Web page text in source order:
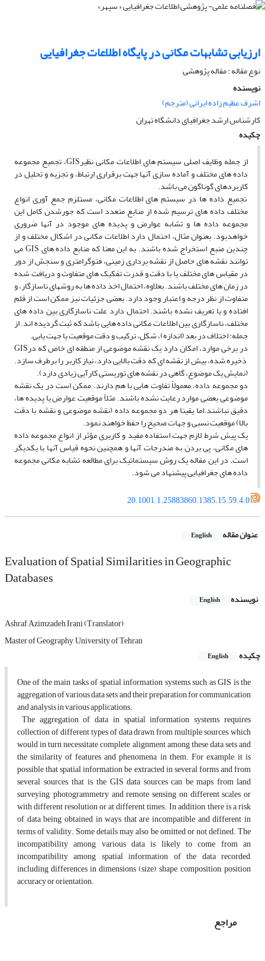
ارزیابی تشابهات مکانی در پایگاه اطلاعات جغرافیایی
نوع مقاله : مقاله پژوهشی
نویسنده
اشرف عظیم زاده ایرانی (مترجم)
کارشناس ارشد جغرافیاى دانشگاه تهران
چکیده
از جمله وظایف اصلى سیستم ‏هاى اطلاعات مکانى نظیرGIS، تجمیع مجموعه
داده های مختلف و آماده ‏سازى آنها جهت برقرارى ارتباط، و تجزیه و تحلیل در
کاربردهاى گوناگون مى‏ باشد.
تجمیع داده‏ ها در سیستم‏ هاى اطلاعات مکانى، مستلزم جمع آورى انواع
مختلف داده ‏هاى ترسیم شده از منابع متعدد است که جورشدن کامل این
مجموعه داده‏ ها و تشابه عوارض و پدیده‏ هاى موجود در آنها ضرورى
خواهدبود. بعنوان مثال، احتمال دارد اطلاعات مکانى در اشکال مختلف و از
چندین منبع استخراج شده باشند. به این معنا که منابع داده‏ هاى GIS مى‏
توانند نقشه‏ هاى حاصل از نقشه بردارى زمینى، فتوگرامترى و سنجش از دور
در مقیاس هاى مختلف یا با دقت و قدرت تفکیک‏ هاى متفاوت و دریافت شده
در زمان هاى مختلف باشند. بعلاوه، احتمال اخذ داده ‏ها به روشهاى ناسازگار، و
متفاوت از نظر درجه و اعتبار وجود دارد. بعضى جزئیات نیز ممکن است از قلم
افتاده و یا تعریف نشده باشند. احتمال دارد علت ناسازگارى بین داده‏ هاى
مختلف، ناسازگارى بین اطلاعات مکانى داده‏ هایى باشد که ثبت گردیده‏ اند. از
جمله: اختلاف در بعد (اندازه)، شکل، ترکیب و دقت موقعیت یا جهت یابى.
در برخى موارد، امکان دارد یک نقشه موضوعى از منطقه ‏اى خاص که درGIS
ذخیره شده، بیش از نقشه ‏اى که دقت بالایى دارد، نیاز کاربر را برطرف سازد.
(نمایش یک موضوع، گاهى در نقشه‏ هاى توریستى کارآیى زیادى دارد).
دو مجموعه داده، معمولاً تفاوت هایى با هم دارند. ممکن است در یک نقشه
موضوعى بعضى موارد رعایت نشده باشند. مثلاً موقعیت عوارض یا پدیده‏ ها،
دقیق نباشند.اما یقینا هر دو مجموعه داده (نقشه موضوعى و نقشه با دقت
بالا) موقعیت نسبى و جهات صحیح را حفظ خواهند نمود.
یک پیش شرط لازم جهت استفاده مفید و کاربرى مؤثر از انواع مجموعه داده
‏هاى مکانى، پى بردن به مندرجات آنها و همچنین نحوه قیاس آنها با یکدیگر
است. در این مقاله یک روش سیستماتیک براى مطالعه تشابه مکانى مجموعه
داده‏ هاى جغرافیایى پیشنهاد مى ‏شود.
20.1001.1.25883860.1385.15.59.4.0
عنوان مقاله English
Evaluation of Spatial Similarities in Geographic
Databases
نویسنده English
Ashraf Azimzadeh Irani (Translator)
Master of Geography, University of Tehran
چکیده
English
One of the main tasks of spatial information systems such as GIS is the
aggregation of various data sets and their preparation for communication
and analysis in various applications.
The aggregation of data in spatial information systems requires
collection of different types of data drawn from multiple sources, which
would in turn necessitate complete alignment among these data sets and
the similarity of features and phenomena in them. For example, it is
possible that spatial information be extracted in several forms and from
several sources, that is, the GIS data sources can be maps from land
surveying, photogrammetry and remote sensing on different scales or
with different resolution or at different times. In addition, there is a risk
of data being obtained in ways that are incompatible and different in
terms of validity. Some details may also be omitted or not defined. The
incompatibility among various data is likely to come from an
incompatibility among spatial information of the data recorded,
including differences in dimensions (size), shape, composition, position
accuracy or orientation.
مراجع